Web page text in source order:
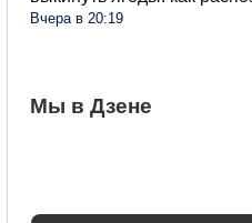
Вчера в 20:19
Мы в Дзене
Семьи в России получат до
рублей: как оформить
С 1 сентября россиян будут
Сосед со скандалом требует